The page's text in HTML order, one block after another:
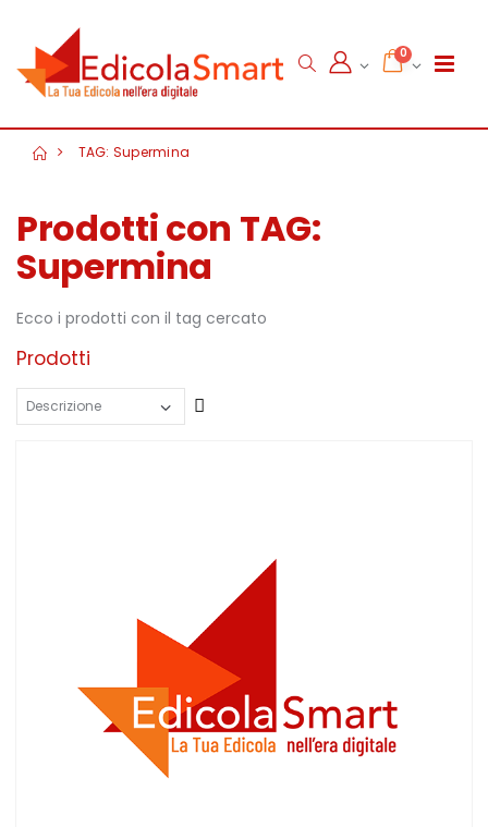
0
TAG: Supermina
Prodotti con TAG:
Supermina
Ecco i prodotti con il tag cercato
Prodotti